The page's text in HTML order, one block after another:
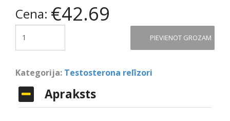
Cena: €42.69
PIEVIENOT GROZAM
Kategorija: Testosterona relīzori
Apraksts